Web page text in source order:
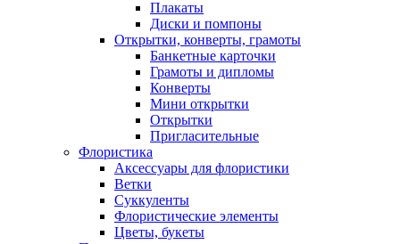
Плакаты
Диски и помпоны
Открытки, конверты, грамоты
Банкетные карточки
Грамоты и дипломы
Конверты
Мини открытки
Открытки
Пригласительные
Флористика
Аксессуары для флористики
Ветки
Суккуленты
Флористические элементы
Цветы, букеты